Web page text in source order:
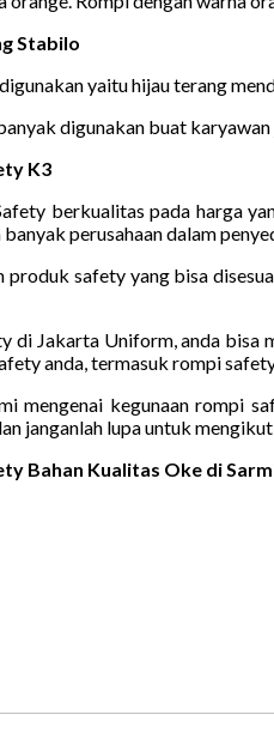
Stabilo
yaitu hijau terang
digunakan buat
K3
berkualitas pada harga
perusahaan dalam
safety yang bisa
di Jakarta Uniform, anda bisa
anda, termasuk rompi
mengenai kegunaan rompi
janganlah lupa untuk
Bahan Kualitas Oke di